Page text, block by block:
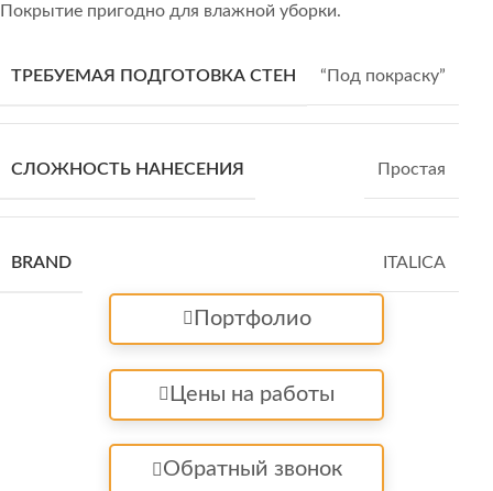
Покрытие пригодно для влажной уборки.
ТРЕБУЕМАЯ ПОДГОТОВКА СТЕН “Под покраску”
СЛОЖНОСТЬ НАНЕСЕНИЯ Простая
BRAND ITALICA
Портфолио
Цены на работы
Обратный звонок